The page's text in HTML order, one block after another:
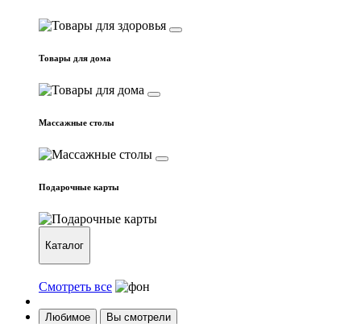
Товары для дома
Массажные столы
Подарочные карты
Каталог
Смотреть все
Любимое Вы смотрели